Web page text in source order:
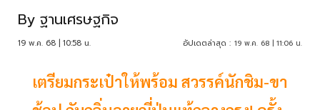
By ฐานเศรษฐกิจ
19 พ.ค. 68 | 10:58 น. อัปเดตล่าสุด : 19 พ.ค. 68 | 11:06 น.
เตรียมกระเป๋าให้พร้อม สวรรค์นักชิม-ขา